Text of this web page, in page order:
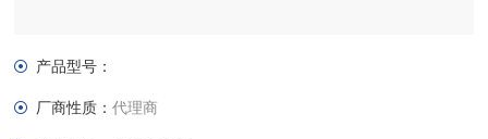
产品型号：
厂商性质：代理商